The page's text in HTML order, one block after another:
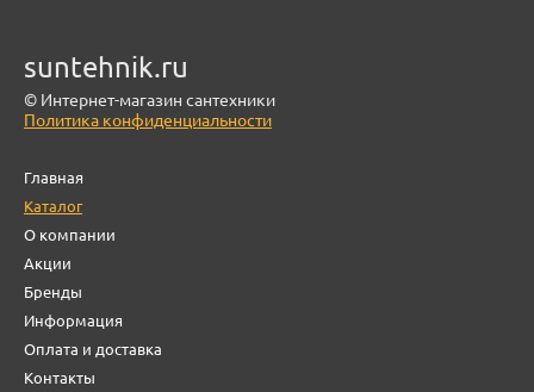
suntehnik.ru
© Интернет-магазин сантехники
Политика конфиденциальности
Главная
Каталог
О компании
Акции
Бренды
Информация
Оплата и доставка
Контакты